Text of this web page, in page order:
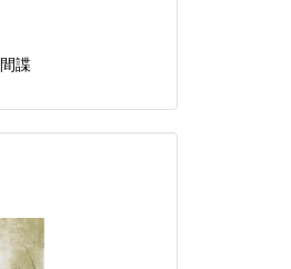
間諜